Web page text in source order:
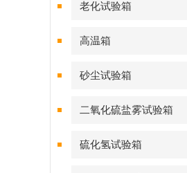
老化试验箱
高温箱
砂尘试验箱
二氧化硫盐雾试验箱
硫化氢试验箱